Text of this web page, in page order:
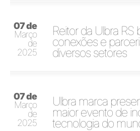
07 de
Março
de
2025
Reitor da Ulbra RS
conexões e
diversos setores
07 de
Março
de
2025
Ulbra marca
maior evento de
tecnologia do